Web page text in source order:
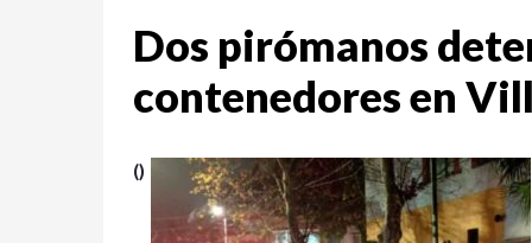
Dos pirómanos
contenedores en
()